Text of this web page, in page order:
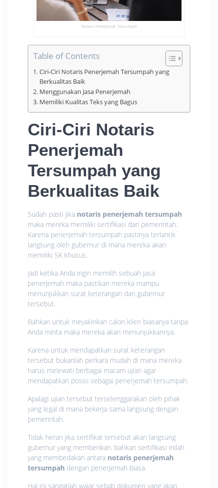
Notaris Penerjemah Tersumpah
Table of Contents
Ciri-Ciri Notaris Penerjemah Tersumpah yang
Berkualitas Baik
Menggunakan Jasa Penerjemah
Memiliki Kualitas Teks yang Bagus
Ciri-Ciri Notaris
Penerjemah
Tersumpah yang
Berkualitas Baik
Sudah pasti jika notaris penerjemah tersumpah
maka mereka memiliki sertifikasi dari pemerintah.
Karena penerjemah tersumpah pastinya terlantik
langsung oleh gubernur di mana mereka akan
memiliki SK khusus.
Jadi ketika Anda ingin memilih sebuah jasa
penerjemah maka pastikan mereka mampu
menunjukkan surat keterangan dari gubernur
tersebut.
Bahkan untuk meyakinkan calon klien biasanya tanpa
Anda minta maka mereka akan menunjukkannya.
Karena untuk mendapatkan surat keterangan
tersebut bukanlah perkara mudah di mana mereka
harus melewati berbagai macam ujian agar
mendapatkan posisi sebagai penerjemah tersumpah.
Apalagi ujian tersebut terselenggarakan oleh pihak
yang legal di mana bekerja sama langsung dengan
pemerintah.
Tidak heran jika sertifikat tersebut akan langsung
gubernur yang memberikan. bahkan sertifikasi inilah
yang membedakan antara notaris penerjemah
tersumpah dengan penerjemah biasa.
Hal ini sangatlah wajar sebab dokumen yang akan